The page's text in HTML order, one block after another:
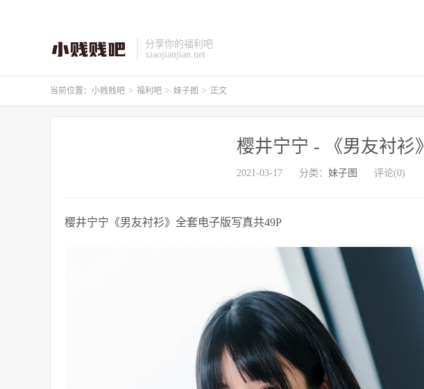
分享你的福利吧
xiaojianjian.net
当前位置： 小贱贱吧 > 福利吧 > 妹子图 > 正文
樱井宁宁 - 《男友衬衫》
2021-03-17 分类： 妹子图 评论(0)
樱井宁宁《男友衬衫》 全套电子版写真共49P